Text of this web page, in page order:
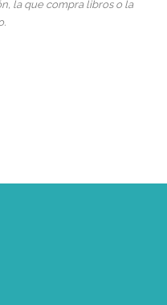
la que compra libros o la